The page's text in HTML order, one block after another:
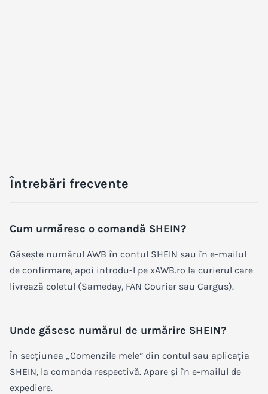
Întrebări frecvente
Cum urmăresc o comandă SHEIN?
Găsește numărul AWB în contul SHEIN sau în e-mailul
de confirmare, apoi introdu-l pe xAWB.ro la curierul care
livrează coletul (Sameday, FAN Courier sau Cargus).
Unde găsesc numărul de urmărire SHEIN?
În secțiunea „Comenzile mele” din contul sau aplicația
SHEIN, la comanda respectivă. Apare și în e-mailul de
expediere.